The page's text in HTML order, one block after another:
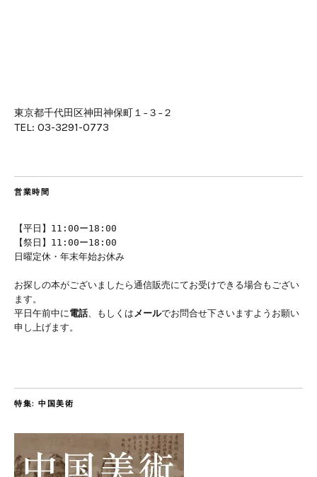
東京都千代田区神田神保町１−３−２
TEL: 03-3291-0773
営業時間
【平日】11:00ー18:00
【祭日】11:00ー18:00
日曜定休・年末年始お休み
お探しの本がございましたら通信販売にてお受けできる場合もござい
ます。
平日午前中に電話、もしくはメールでお問合せ下さいますようお願い
申し上げます。
特集: 中国美術